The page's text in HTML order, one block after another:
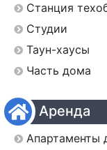
Станция
Студии
Таун-хаусы
Часть дома
Аренда
Апартаменты